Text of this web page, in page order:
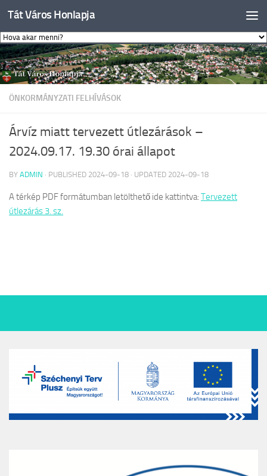
Skip to content
Tát Város Honlapja
ÖNKORMÁNYZATI FELHÍVÁSOK
Árvíz miatt tervezett útlezárások –
2024.09.17. 19.30 órai állapot
BY ADMIN · PUBLISHED 2024-09-18 · UPDATED 2024-09-18
A térkép PDF formátumban letölthető ide kattintva: Tervezett
útlezárás 3. sz.